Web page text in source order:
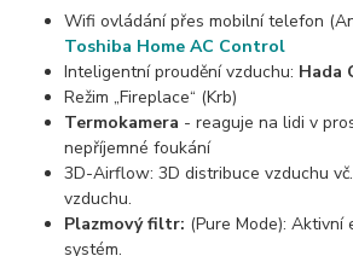
Wifi ovládání přes mobilní telefon
Toshiba Home AC Control
Inteligentní proudění vzduchu: Hada
Režim „Fireplace“ (Krb)
Termokamera - reaguje na lidi v
nepříjemné foukání
3D-Airflow: 3D distribuce vzduchu
vzduchu.
Plazmový filtr: (Pure Mode):
systém.